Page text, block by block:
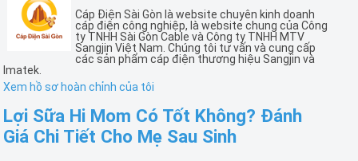
Cáp Điện Sài Gòn là website chuyên kinh doanh
cáp điện công nghiệp, là website chung của Công
ty TNHH Sài Gòn Cable và Công ty TNHH MTV
Sangjin Việt Nam. Chúng tôi tư vấn và cung cấp
các sản phẩm cáp điện thương hiệu Sangjin và
Imatek.
Xem hồ sơ hoàn chỉnh của tôi
Lợi Sữa Hi Mom Có Tốt Không? Đánh
Giá Chi Tiết Cho Mẹ Sau Sinh